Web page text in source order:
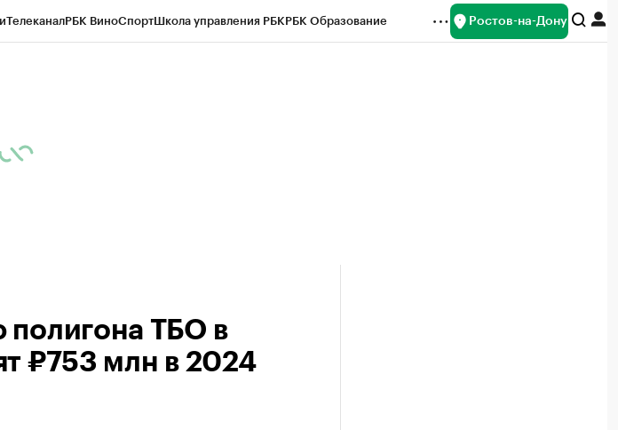
ТелеканалРБК ВиноСпортШкола управления РБКРБК Образование Ростов-на-Дону
полигона ТБО в
₽753 млн в 2024